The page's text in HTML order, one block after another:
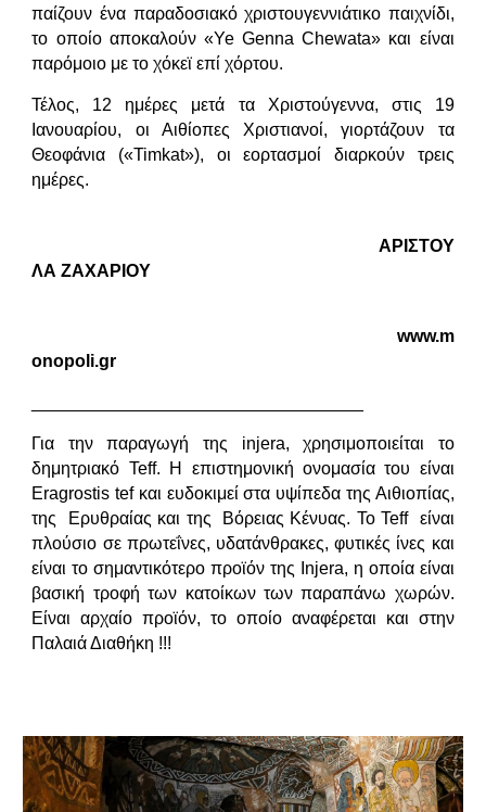
παίζουν ένα παραδοσιακό χριστουγεννιάτικο παιχνίδι,
το οποίο αποκαλούν «Ye Genna Chewata» και είναι
παρόμοιο με το χόκεϊ επί χόρτου.
Τέλος, 12 ημέρες μετά τα Χριστούγεννα, στις 19
Ιανουαρίου, οι Αιθίοπες Χριστιανοί, γιορτάζουν τα
Θεοφάνια («Timkat»), οι εορτασμοί διαρκούν τρεις
ημέρες.
ΑΡΙΣΤΟΥ
ΛΑ ΖΑΧΑΡΙΟΥ
www.m
onopoli.gr
Για την παραγωγή της injera, χρησιμοποιείται το
δημητριακό Teff. Η επιστημονική ονομασία του είναι
Eragrostis tef και ευδοκιμεί στα υψίπεδα της Αιθιοπίας,
της Ερυθραίας και της Βόρειας Κένυας. Το Teff είναι
πλούσιο σε πρωτεΐνες, υδατάνθρακες, φυτικές ίνες και
είναι το σημαντικότερο προϊόν της Injera, η οποία είναι
βασική τροφή των κατοίκων των παραπάνω χωρών.
Είναι αρχαίο προϊόν, το οποίο αναφέρεται και στην
Παλαιά Διαθήκη !!!